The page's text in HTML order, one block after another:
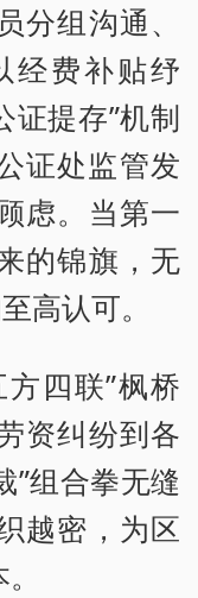
分组沟通、
经费补贴纾
证提存”机制
证处监管发
虑。当第一
的锦旗，无
高认可。
四联”枫桥
资纠纷到各
”组合拳无缝
越密，为区